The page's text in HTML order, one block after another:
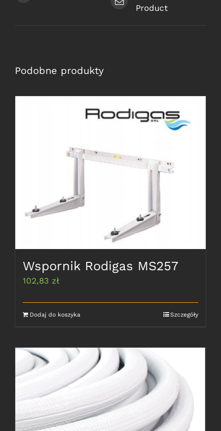
Product
Podobne produkty
Wspornik Rodigas MS257
102,83 zł
Dodaj do koszyka Szczegóły